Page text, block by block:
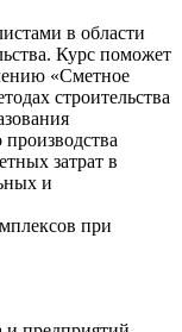
в области
Курс поможет
«Сметное
строительства
затрат в
и
при